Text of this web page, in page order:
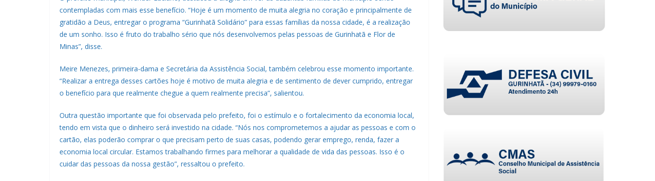
contempladas com mais esse benefício. “Hoje é um momento de muita alegria no coração e principalmente de
gratidão a Deus, entregar o programa “Gurinhatã Solidário” para essas famílias da nossa cidade, é a realização
de um sonho. Isso é fruto do trabalho sério que nós desenvolvemos pelas pessoas de Gurinhatã e Flor de
Minas”, disse.
Meire Menezes, primeira-dama e Secretária da Assistência Social, também celebrou esse momento importante.
“Realizar a entrega desses cartões hoje é motivo de muita alegria e de sentimento de dever cumprido, entregar
o benefício para que realmente chegue a quem realmente precisa”, salientou.
Outra questão importante que foi observada pelo prefeito, foi o estímulo e o fortalecimento da economia local,
tendo em vista que o dinheiro será investido na cidade. “Nós nos comprometemos a ajudar as pessoas e com o
cartão, elas poderão comprar o que precisam perto de suas casas, podendo gerar emprego, renda, fazer a
economia local circular. Estamos trabalhando firmes para melhorar a qualidade de vida das pessoas. Isso é o
cuidar das pessoas da nossa gestão”, ressaltou o prefeito.